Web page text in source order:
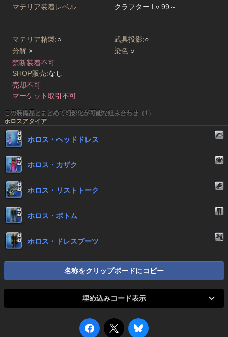
マテリア装着レベル
クラフター Lv 99～
マテリア精製:○ 武具投影:○
分解:× 染色:○
禁断装着不可
SHOP販売:なし
売却不可
マーケット取引不可
この装備品とまとめて幻影化が可能な組み合わせ（1）
ホロスアタイア
ホロス・ヘッドドレス
ホロス・カザク
ホロス・リストトーク
ホロス・ボトム
ホロス・ドレスブーツ
名称をクリップボードにコピー
埋め込みコード表示